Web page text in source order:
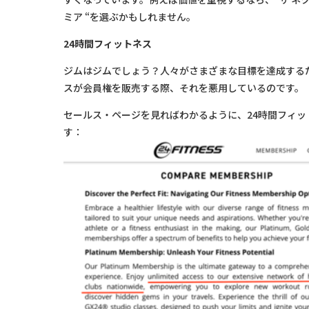
ミア “を選ぶかもしれません。
24時間フィットネス
ジムはジムでしょう？人々がさまざまな目標を達成す
スが会員権を販売する際、それを悪用しているのです。
セールス・ページを見ればわかるように、24時間フィ
す：